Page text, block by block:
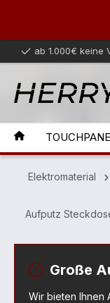
ab 1.000€ keine
Elektromaterial
Aufputz
Große
Wir bieten Ihnen